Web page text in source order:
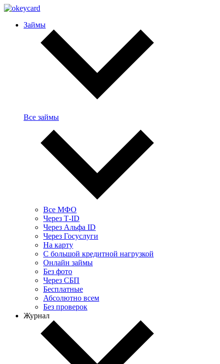
Займы
Все займы
Все МФО
Через Т-ID
Через Альфа ID
Через Госуслуги
На карту
С большой кредитной нагрузкой
Онлайн займы
Без фото
Через СБП
Бесплатные
Абсолютно всем
Без проверок
Журнал